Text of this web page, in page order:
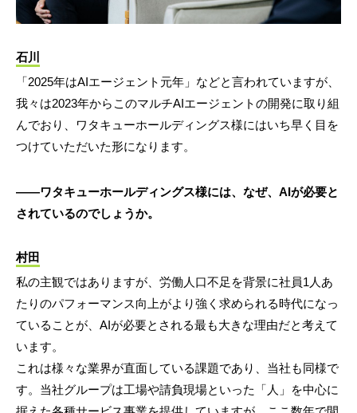
石川
「2025年はAIエージェント元年」などと言われていますが、
我々は2023年からこのマルチAIエージェントの開発に取り組
んでおり、ワタキューホールディングス様にはいち早く目を
つけていただいた形になります。
――ワタキューホールディングス様には、なぜ、AIが必要と
されているのでしょうか。
村田
私の主観ではありますが、労働人口不足を背景に社員1人あ
たりのパフォーマンス向上がより強く求められる時代になっ
ていることが、AIが必要とされる最も大きな理由だと考えて
います。
これは様々な業界が直面している課題であり、当社も同様で
す。当社グループは工場や請負現場といった「人」を中心に